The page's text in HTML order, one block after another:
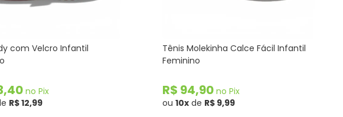
com Velcro Infantil
no Pix
R$ 12,99
Tênis Molekinha Calce Fácil Infantil
Feminino
R$ 94,90 no Pix
ou 10xde R$ 9,99